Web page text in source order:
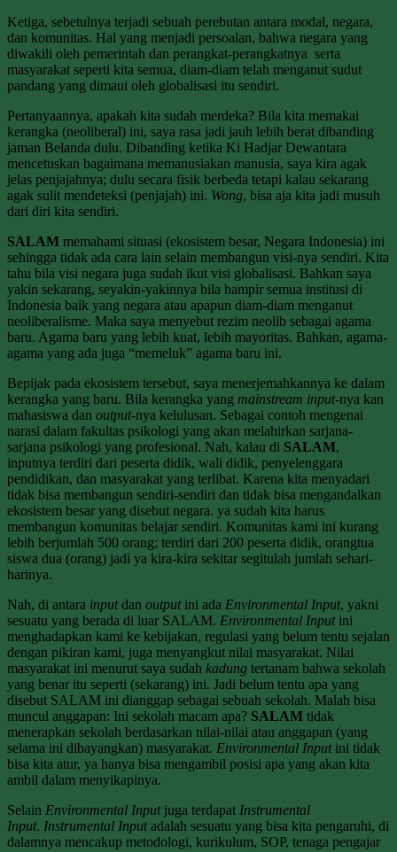
Ketiga, sebetulnya terjadi sebuah perebutan antara modal, negara,
dan komunitas. Hal yang menjadi persoalan, bahwa negara yang
diwakili oleh pemerintah dan perangkat-perangkatnya serta
masyarakat seperti kita semua, diam-diam telah menganut sudut
pandang yang dimaui oleh globalisasi itu sendiri.
Pertanyaannya, apakah kita sudah merdeka? Bila kita memakai
kerangka (neoliberal) ini, saya rasa jadi jauh lebih berat dibanding
jaman Belanda dulu. Dibanding ketika Ki Hadjar Dewantara
mencetuskan bagaimana memanusiakan manusia, saya kira agak
jelas penjajahnya; dulu secara fisik berbeda tetapi kalau sekarang
agak sulit mendeteksi (penjajah) ini. Wong, bisa aja kita jadi musuh
dari diri kita sendiri.
SALAM memahami situasi (ekosistem besar, Negara Indonesia) ini
sehingga tidak ada cara lain selain membangun visi-nya sendiri. Kita
tahu bila visi negara juga sudah ikut visi globalisasi. Bahkan saya
yakin sekarang, seyakin-yakinnya bila hampir semua institusi di
Indonesia baik yang negara atau apapun diam-diam menganut
neoliberalisme. Maka saya menyebut rezim neolib sebagai agama
baru. Agama baru yang lebih kuat, lebih mayoritas. Bahkan, agama-
agama yang ada juga “memeluk” agama baru ini.
Bepijak pada ekosistem tersebut, saya menerjemahkannya ke dalam
kerangka yang baru. Bila kerangka yang mainstream input-nya kan
mahasiswa dan output-nya kelulusan. Sebagai contoh mengenai
narasi dalam fakultas psikologi yang akan melahirkan sarjana-
sarjana psikologi yang profesional. Nah, kalau di SALAM,
inputnya terdiri dari peserta didik, wali didik, penyelenggara
pendidikan, dan masyarakat yang terlibat. Karena kita menyadari
tidak bisa membangun sendiri-sendiri dan tidak bisa mengandalkan
ekosistem besar yang disebut negara. ya sudah kita harus
membangun komunitas belajar sendiri. Komunitas kami ini kurang
lebih berjumlah 500 orang; terdiri dari 200 peserta didik, orangtua
siswa dua (orang) jadi ya kira-kira sekitar segitulah jumlah sehari-
harinya.
Nah, di antara inputdan outputini ada Environmental Input, yakni
sesuatu yang berada di luar SALAM. Environmental Input ini
menghadapkan kami ke kebijakan, regulasi yang belum tentu sejalan
dengan pikiran kami, juga menyangkut nilai masyarakat. Nilai
masyarakat ini menurut saya sudah kadung tertanam bahwa sekolah
yang benar itu seperti (sekarang) ini. Jadi belum tentu apa yang
disebut SALAM ini dianggap sebagai sebuah sekolah. Malah bisa
muncul anggapan: Ini sekolah macam apa? SALAM tidak
menerapkan sekolah berdasarkan nilai-nilai atau anggapan (yang
selama ini dibayangkan) masyarakat. Environmental Input ini tidak
bisa kita atur, ya hanya bisa mengambil posisi apa yang akan kita
ambil dalam menyikapinya.
Selain Environmental Inputjuga terdapat Instrumental
Input. Instrumental Inputadalah sesuatu yang bisa kita pengaruhi, di
dalamnya mencakup metodologi, kurikulum, SOP, tenaga pengajar